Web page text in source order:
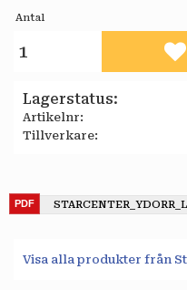
Antal
Lagerstatus
Artikelnr
Tillverkare
Visa alla produkter från